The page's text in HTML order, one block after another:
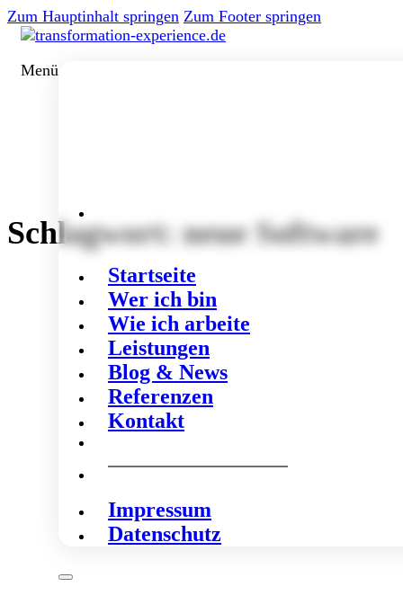
Zum Hauptinhalt springen Zum Footer springen
Menü
Startseite
Wer ich bin
Wie ich arbeite
Leistungen
Blog & News
Referenzen
Kontakt
Impressum
Datenschutz
Schlagwort:neue Software